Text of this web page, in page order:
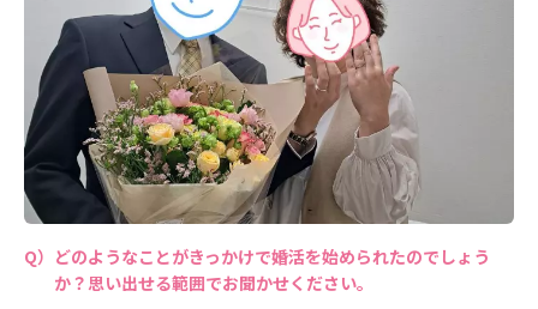
どのようなことがきっかけで婚活を始められたのでしょう
か？思い出せる範囲でお聞かせください。